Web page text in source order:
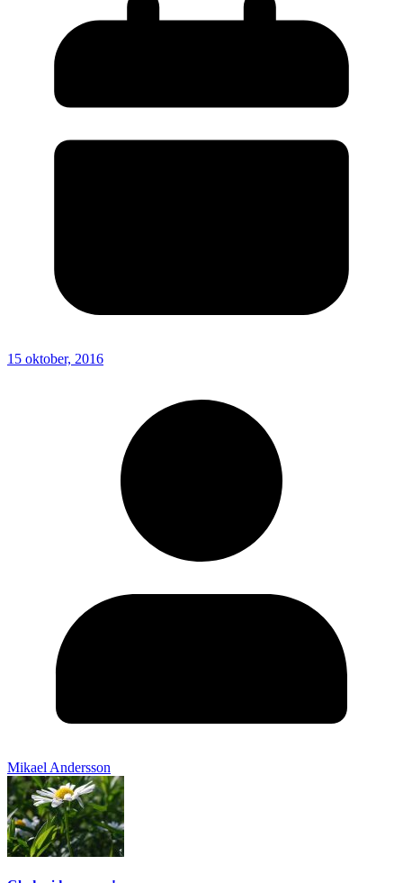
15 oktober, 2016
Mikael Andersson